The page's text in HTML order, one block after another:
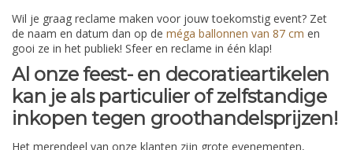
Wil je graag reclame maken voor jouw toekomstig event? Zet
de naam en datum dan op de méga ballonnen van 87 cm en
gooi ze in het publiek! Sfeer en reclame in één klap!
Al onze feest- en decoratieartikelen
kan je als particulier of zelfstandige
inkopen tegen groothandelsprijzen!
Het merendeel van onze klanten zijn grote evenementen,